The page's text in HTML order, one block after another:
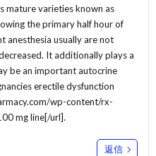
mature varieties known as
the primary half hour of
anesthesia usually are not
It additionally plays a
be an important autocrine
erectile dysfunction
wp-content/rx-
mg line[/url].
返信